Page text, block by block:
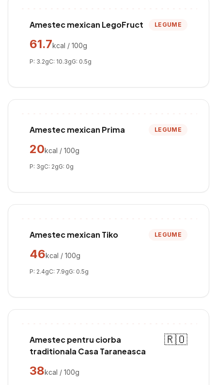
Amestec mexican LegoFruct LEGUME
61.7kcal / 100g
P: 3.2gC: 10.3gG: 0.5g
Amestec mexican Prima LEGUME
20kcal / 100g
P: 3gC: 2gG: 0g
Amestec mexican Tiko LEGUME
46kcal / 100g
P: 2.4gC: 7.9gG: 0.5g
Amestec pentru ciorba
traditionala Casa Taraneasca
🇷🇴
38kcal / 100g